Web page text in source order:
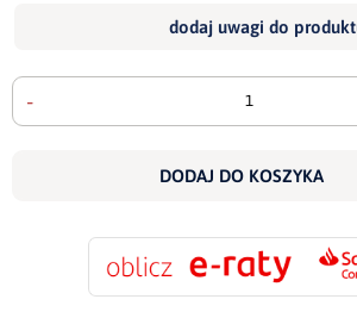
dodaj uwagi do
-
DODAJ DO KOSZYKA